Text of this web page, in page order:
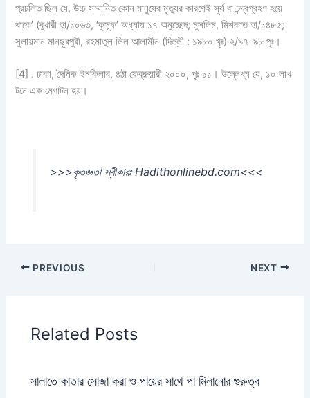
প্রচলিত ছিল যে, উচ্চ সম্মানিত কোন মানুষের মৃত্যুর কারণেই সূর্য বা চন্দ্রগ্রহণ হয়ে
থাকে’ (বুখারী হা/১০৬৩, ‘কুসূফ’ অধ্যায় ১৭ অনুচ্ছেদ; মুসলিম, মিশকাত হা/১৪৮৫;
সুলায়মান মানছূরপুরী, রহমাতুল লিল আলামীন (দিল্লী : ১৯৮০ খৃঃ) ২/৯৭-৯৮ পৃঃ।
[4] . ঢাকা, দৈনিক ইনকিলাব, ৪ঠা ফেব্রুয়ারী ২০০০, পৃঃ ১১। উল্লেখ্য যে, ১০ লাখ
টনে এক মেগাটন হয়।
>>>কৃতজ্ঞতা স্বীকারঃ Hadithonlinebd.com<<<
PREVIOUS NEXT
Related Posts
সালাতে কাতার সোজা করা ও পায়ের সাথে পা মিলানোর গুরুত্ব